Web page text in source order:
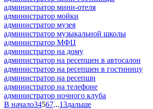
администратор мини-отеля
администратор мойки
администратор музея
администратор музыкальной школы
администратор МФЦ
администратор на дому
администратор на ресепшен в автосалон
администратор на ресепшен в гостиницу
администратор на ресепшн
администратор на телефоне
администратор ночного клуба
В начало34567...13дальше